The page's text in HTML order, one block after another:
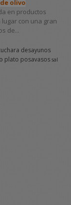
olivo
en productos
con una gran
de...
desayunos
plato posavasos sal